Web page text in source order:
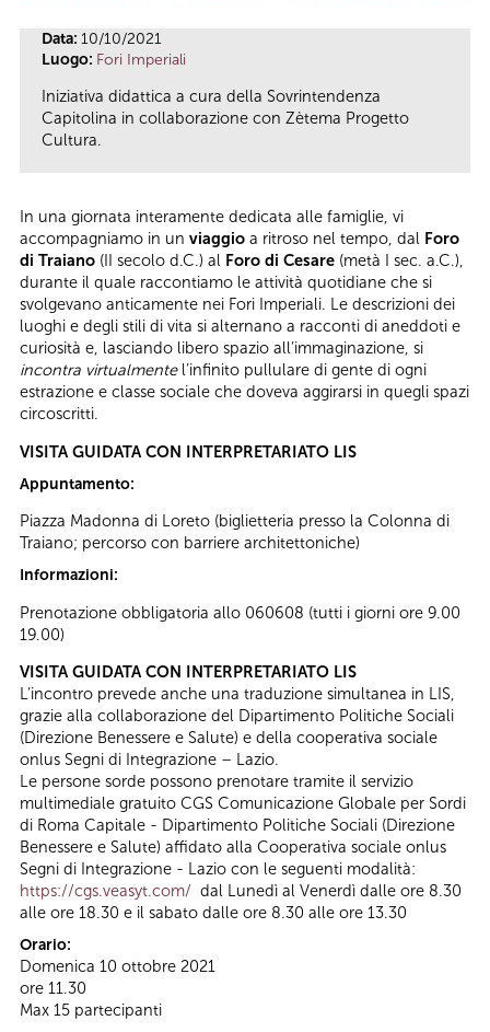
Data: 10/10/2021
Luogo: Fori Imperiali
Iniziativa didattica a cura della Sovrintendenza
Capitolina in collaborazione con Zètema Progetto
Cultura.
In una giornata interamente dedicata alle famiglie, vi
accompagniamo in un viaggio a ritroso nel tempo, dal Foro
di Traiano (II secolo d.C.) al Foro di Cesare (metà I sec. a.C.),
durante il quale raccontiamo le attività quotidiane che si
svolgevano anticamente nei Fori Imperiali. Le descrizioni dei
luoghi e degli stili di vita si alternano a racconti di aneddoti e
curiosità e, lasciando libero spazio all’immaginazione, si
incontra virtualmentel’infinito pullulare di gente di ogni
estrazione e classe sociale che doveva aggirarsi in quegli spazi
circoscritti.
VISITA GUIDATA CON INTERPRETARIATO LIS
Appuntamento:
Piazza Madonna di Loreto (biglietteria presso la Colonna di
Traiano; percorso con barriere architettoniche)
Informazioni:
Prenotazione obbligatoria allo 060608 (tutti i giorni ore 9.00
19.00)
VISITA GUIDATA CON INTERPRETARIATO LIS
L’incontro prevede anche una traduzione simultanea in LIS,
grazie alla collaborazione del Dipartimento Politiche Sociali
(Direzione Benessere e Salute) e della cooperativa sociale
onlus Segni di Integrazione – Lazio.
Le persone sorde possono prenotare tramite il servizio
multimediale gratuito CGS Comunicazione Globale per Sordi
di Roma Capitale - Dipartimento Politiche Sociali (Direzione
Benessere e Salute) affidato alla Cooperativa sociale onlus
Segni di Integrazione - Lazio con le seguenti modalità:
https://cgs.veasyt.com/ dal Lunedì al Venerdì dalle ore 8.30
alle ore 18.30 e il sabato dalle ore 8.30 alle ore 13.30
Orario:
Domenica 10 ottobre 2021
ore 11.30
Max 15 partecipanti